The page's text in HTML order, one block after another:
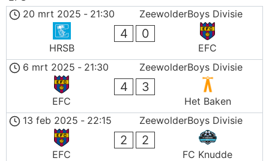
ZeewolderBoys Divisie
20 mrt 2025 - 21:30
HRSB
4 0
EFC
ZeewolderBoys Divisie
6 mrt 2025 - 21:30
EFC
4 3
Het Baken
ZeewolderBoys Divisie
13 feb 2025 - 22:15
EFC
2 2
FC Knudde